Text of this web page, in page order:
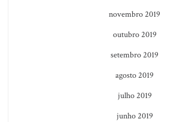
novembro 2019
outubro 2019
setembro 2019
agosto 2019
julho 2019
junho 2019